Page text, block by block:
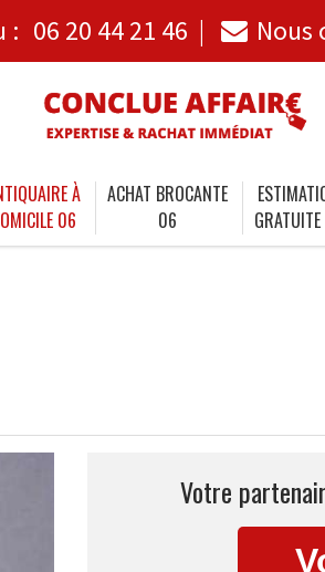
: 06 20 44 21 46 Nous
À
06
ACHAT BROCANTE
06
Votre